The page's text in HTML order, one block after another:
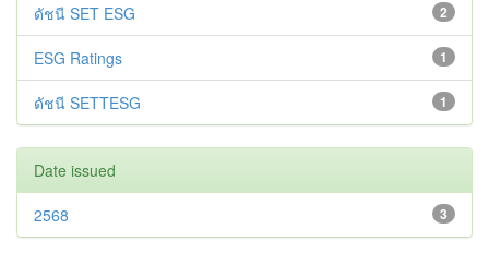
2
ดัชนี SET ESG
1
ESG Ratings
1
ดัชนี SETTESG
Date issued
3
2568